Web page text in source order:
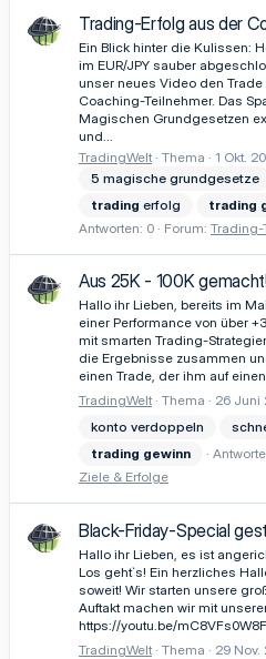
Trading-Erfolg aus der
Ein Blick hinter die Kulissen:
im EUR/JPY sauber
unser neues Video den
Coaching-Teilnehmer. Das
Magischen Grundgesetzen
und...
TradingWelt Thema
1 Okt.
5 magische grundgesetze
trading erfolg trading
Antworten: 0
Forum: Trading-
Aus 25K - 100K gemacht!
Hallo ihr Lieben, bereits im
einer Performance von über
mit smarten Trading-
die Ergebnisse zusammen
einen Trade, der ihm auf
TradingWelt Thema 26 Juni
konto verdoppeln
trading gewinn
Ziele & Erfolge
Black-Friday-Special
Hallo ihr Lieben, es ist
Los geht`s! Ein herzliches
soweit! Wir starten unsere
Auftakt machen wir mit
https://youtu.be/
TradingWelt Thema 29 Nov.